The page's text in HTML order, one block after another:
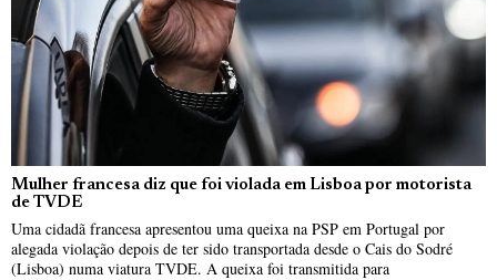
Mulher francesa diz que foi violada em Lisboa por motorista
de TVDE
Uma cidadã francesa apresentou uma queixa na PSP em Portugal por
alegada violação depois de ter sido transportada desde o Cais do Sodré
(Lisboa) numa viatura TVDE. A queixa foi transmitida para